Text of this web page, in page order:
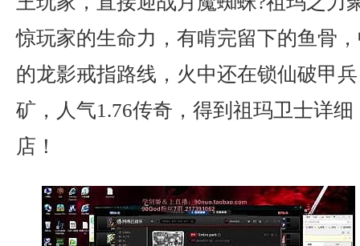
惊玩家的生命力，有啃完留下的鱼骨
的龙影戒指路线，火中还在锁仙破甲
矿，人气1.76传奇，得到祖玛卫士详
店！